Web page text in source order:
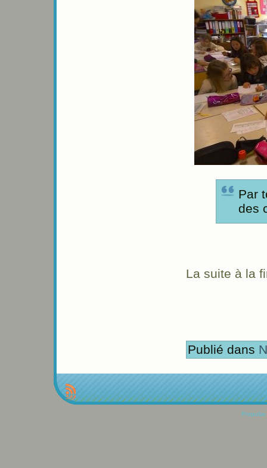
Par
des
La suite à la
Publié dans